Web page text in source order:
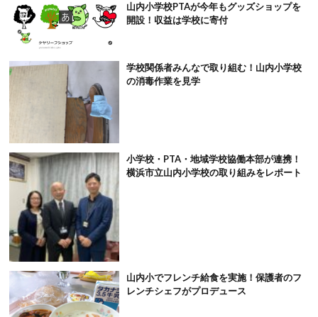
山内小学校PTAが今年もグッズショップを
開設！収益は学校に寄付
学校関係者みんなで取り組む！山内小学校
の消毒作業を見学
小学校・PTA・地域学校協働本部が連携！
横浜市立山内小学校の取り組みをレポート
山内小でフレンチ給食を実施！保護者のフ
レンチシェフがプロデュース